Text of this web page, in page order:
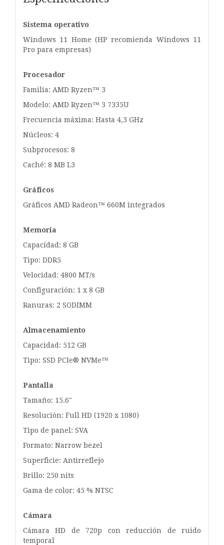
Sistema operativo
Windows 11 Home (HP recomienda Windows 11
Pro para empresas)
Procesador
Familia: AMD Ryzen™ 3
Modelo: AMD Ryzen™ 3 7335U
Frecuencia máxima: Hasta 4,3 GHz
Núcleos: 4
Subprocesos: 8
Caché: 8 MB L3
Gráficos
Gráficos AMD Radeon™ 660M integrados
Memoria
Capacidad: 8 GB
Tipo: DDR5
Velocidad: 4800 MT/s
Configuración: 1 x 8 GB
Ranuras: 2 SODIMM
Almacenamiento
Capacidad: 512 GB
Tipo: SSD PCIe® NVMe™
Pantalla
Tamaño: 15.6"
Resolución: Full HD (1920 x 1080)
Tipo de panel: SVA
Formato: Narrow bezel
Superficie: Antirreflejo
Brillo: 250 nits
Gama de color: 45 % NTSC
Cámara
Cámara HD de 720p con reducción de ruido
temporal